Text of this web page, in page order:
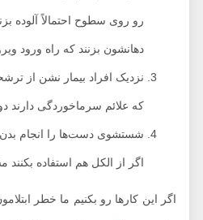
رو روی سطوح احتمالاً آلوده
دهانشون بزنند که راه ورود ویروس
نزدیک افراد بیمار نشن از
که علائم سرماخوردگی دارند دوری
شستشوی دست‌ها را انجام بدن با
اگر از الکل هم استفاده بکنند
اگر این کارها رو بکنیم ما خطر ابتلامون